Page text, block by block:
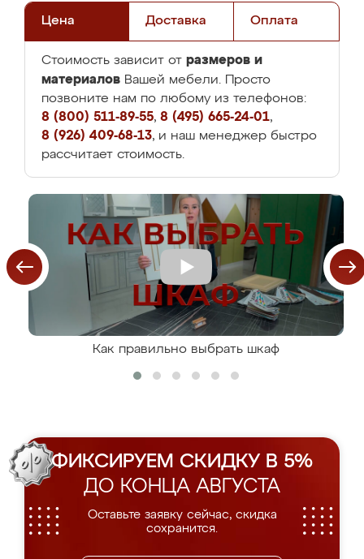
Цена Доставка Оплата
Стоимость зависит от размеров и
материалов Вашей мебели. Просто
позвоните нам по любому из телефонов:
8 (800) 511-89-55, 8 (495) 665-24-01,
8 (926) 409-68-13, и наш менеджер быстро
рассчитает стоимость.
Как правильно выбрать шкаф
ФИКСИРУЕМ СКИДКУ В 5%
ДО КОНЦА АВГУСТА
Оставьте заявку сейчас, скидка
сохранится.